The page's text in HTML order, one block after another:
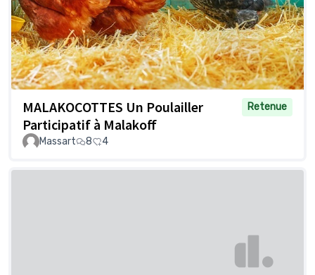
MALAKOCOTTES Un Poulailler
Participatif à Malakoff
Retenue
Massart 8 4